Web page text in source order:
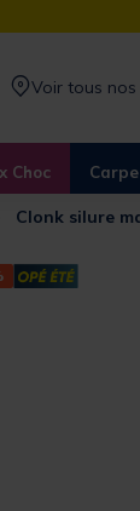
Voir tous
Choc Carpe
Clonk silure